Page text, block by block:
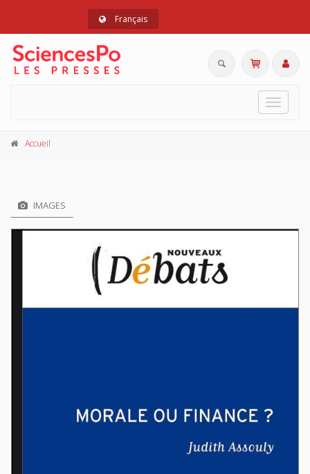
Français
Toggle
Accueil
IMAGES